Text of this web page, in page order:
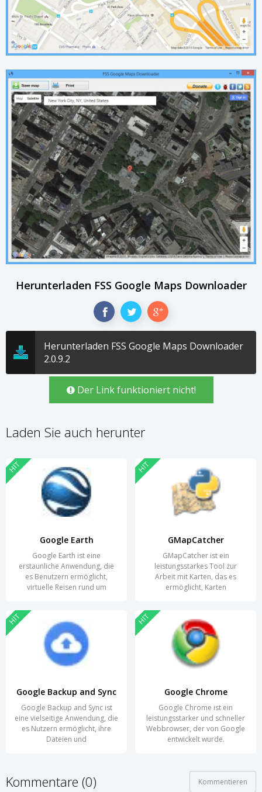
Herunterladen FSS Google Maps Downloader
Herunterladen FSS Google Maps Downloader
2.0.9.2
Der Link funktioniert nicht!
Laden Sie auch herunter
Google Earth
Google Earth ist eine
erstaunliche Anwendung, die
es Benutzern ermöglicht,
virtuelle Reisen rund um
HIT
GMapCatcher
GMapCatcher ist ein
leistungsstarkes Tool zur
Arbeit mit Karten, das es
ermöglicht, Karten
HIT
Google Backup and Sync
Google Backup and Sync ist
eine vielseitige Anwendung, die
es Nutzern ermöglicht, ihre
Dateien und
HIT
Google Chrome
Google Chrome ist ein
leistungsstarker und schneller
Webbrowser, der von Google
entwickelt wurde.
HIT
Kommentare (0) Kommentieren